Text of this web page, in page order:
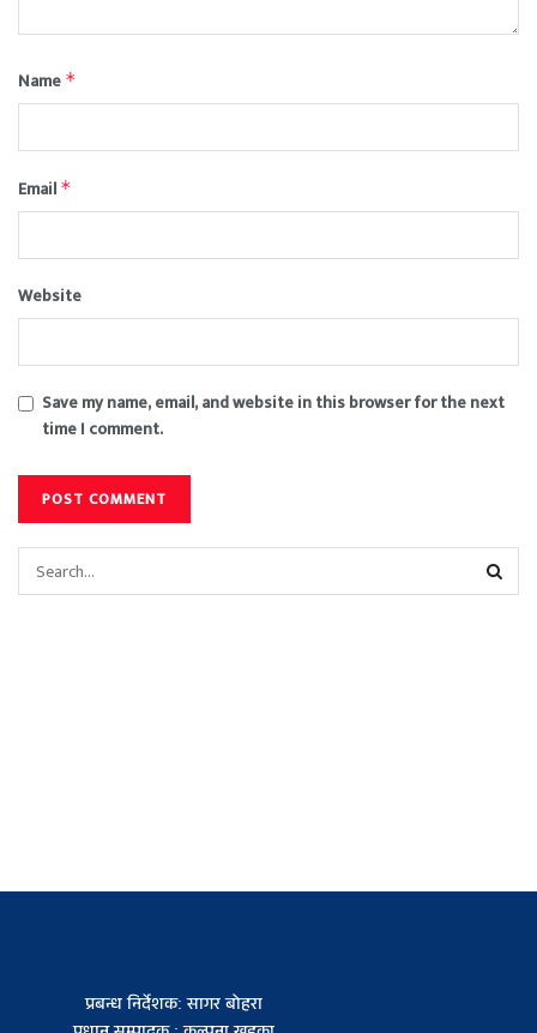
Name *
Email *
Website
Save my name, email, and website in this browser for the next
time I comment.
प्रबन्ध निर्देशक: सागर बोहरा